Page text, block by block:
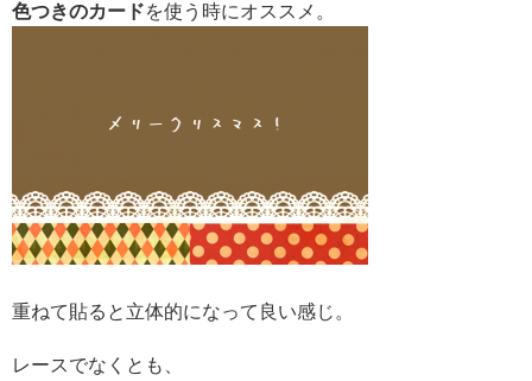
色つきのカードを使う時にオススメ。
重ねて貼ると立体的になって良い感じ。
レースでなくとも、